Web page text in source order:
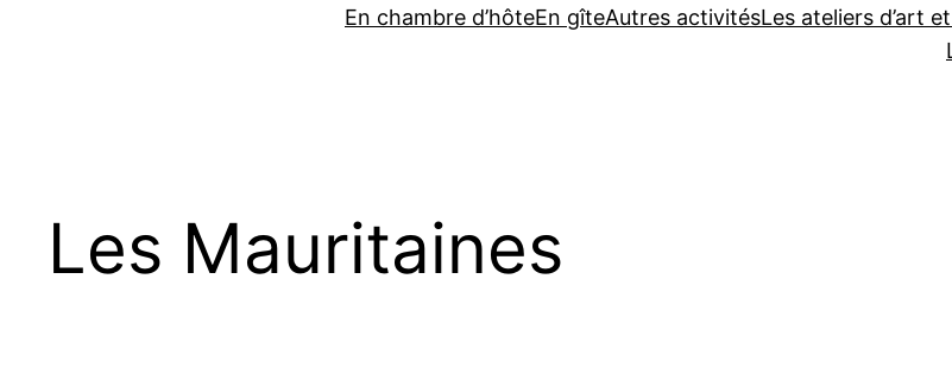
En chambre d’hôteEn gîteAutres activitésLes ateliers d’art
Les Mauritaines